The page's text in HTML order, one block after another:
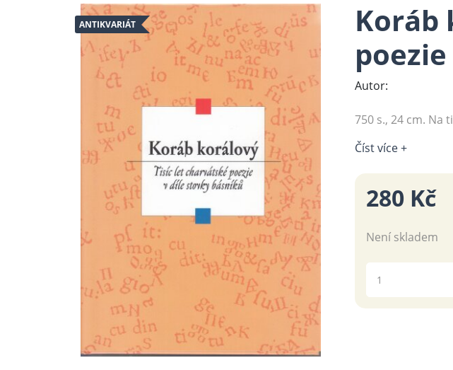
ANTIKVARIÁT
Koráb
Autor:
750 s., 24 cm.
Číst více +
280 Kč
Není skladem